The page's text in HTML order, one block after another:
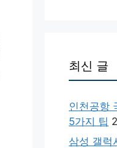
최신 글
인천공항
5가지 팁
삼성 갤럭